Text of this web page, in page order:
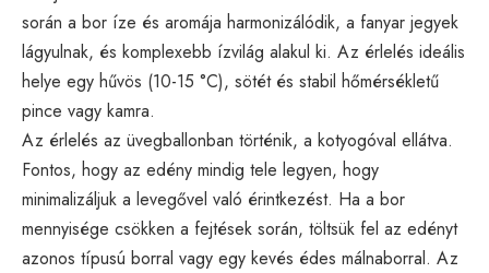
során a bor íze és aromája harmonizálódik, a fanyar jegyek
lágyulnak, és komplexebb ízvilág alakul ki. Az érlelés ideális
helye egy hűvös (10-15 °C), sötét és stabil hőmérsékletű
pince vagy kamra.
Az érlelés az üvegballonban történik, a kotyogóval ellátva.
Fontos, hogy az edény mindig tele legyen, hogy
minimalizáljuk a levegővel való érintkezést. Ha a bor
mennyisége csökken a fejtések során, töltsük fel az edényt
azonos típusú borral vagy egy kevés édes málnaborral. Az